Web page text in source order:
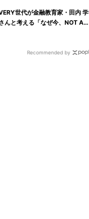
世代が金融教育家・田内 学
んと考える「なぜ今、NOT A
Recommended by